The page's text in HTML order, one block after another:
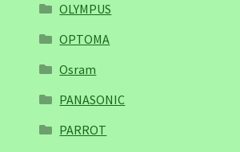
OLYMPUS
OPTOMA
Osram
PANASONIC
PARROT